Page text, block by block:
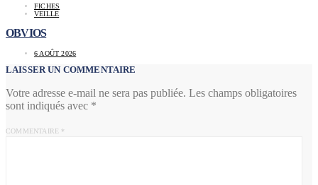
FICHES
VEILLE
OBVIOS
6 AOÛT 2026
LAISSER UN COMMENTAIRE
Votre adresse e-mail ne sera pas publiée. Les champs obligatoires
sont indiqués avec *
COMMENTAIRE *